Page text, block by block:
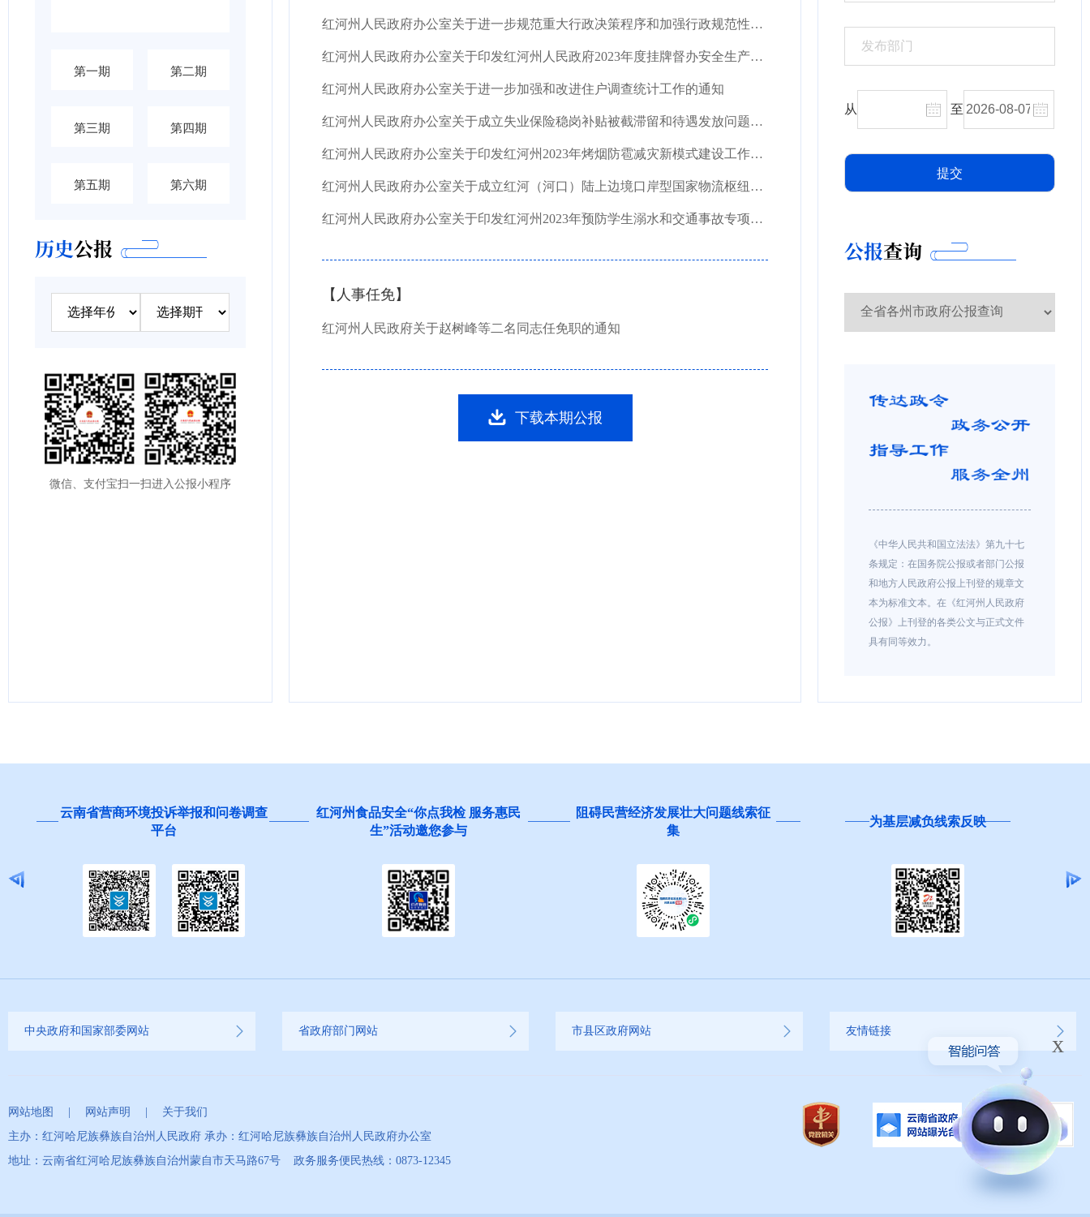
第一期 第二期
第三期 第四期
第五期 第六期
历史公报
微信、支付宝扫一扫进入公报小程序
红河州人民政府办公室关于进一步规范重大行政决策程序和加强行政规范性文件管理等有关工作的函
红河州人民政府办公室关于印发红河州人民政府2023年度挂牌督办安全生产重大隐患名单的通知
红河州人民政府办公室关于进一步加强和改进住户调查统计工作的通知
红河州人民政府办公室关于成立失业保险稳岗补贴被截滞留和待遇发放问题专项整治工作专班的通知
红河州人民政府办公室关于印发红河州2023年烤烟防雹减灾新模式建设工作方案的通知
红河州人民政府办公室关于成立红河（河口）陆上边境口岸型国家物流枢纽建设工作领导小组的通知
红河州人民政府办公室关于印发红河州2023年预防学生溺水和交通事故专项行动工作方案的通知
【人事任免】
红河州人民政府关于赵树峰等二名同志任免职的通知
下载本期公报
从 至
公报查询
《中华人民共和国立法法》第九十七
条规定：在国务院公报或者部门公报
和地方人民政府公报上刊登的规章文
本为标准文本。在《红河州人民政府
公报》上刊登的各类公文与正式文件
具有同等效力。
云南省营商环境投诉举报和问卷调查
平台
红河州食品安全“你点我检 服务惠民
生”活动邀您参与
阻碍民营经济发展壮大问题线索征
集
为基层减负线索反映
中央政府和国家部委网站 省政府部门网站 市县区政府网站 友情链接
网站地图 网站声明
关于我们
主办：红河哈尼族彝族自治州人民政府 承办：红河哈尼族彝族自治州人民政府办公室
地址：云南省红河哈尼族彝族自治州蒙自市天马路67号 政务服务便民热线：0873-12345
x